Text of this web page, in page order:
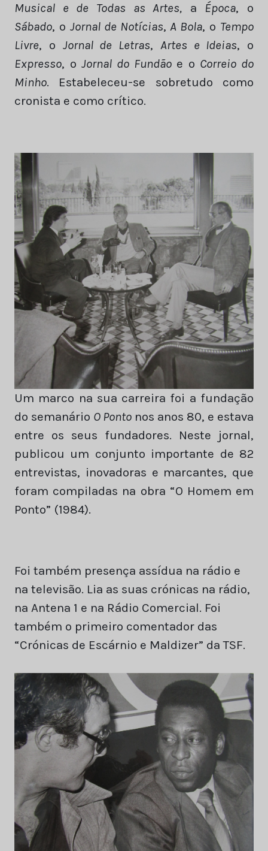
Musical e de Todas as Artes, a Época, o
Sábado, o Jornal de Notícias, A Bola, o Tempo
Livre, o Jornal de Letras, Artes e Ideias, o
Expresso, oJornal do Fundãoe o Correio do
Minho. Estabeleceu-se sobretudo como
cronista e como crítico.
Um marco na sua carreira foi a fundação
do semanário O Ponto nos anos 80, e estava
entre os seus fundadores. Neste jornal,
publicou um conjunto importante de 82
entrevistas, inovadoras e marcantes, que
foram compiladas na obra “O Homem em
Ponto” (1984).
Foi também presença assídua na rádio e
na televisão. Lia as suas crónicas na rádio,
na Antena 1 e na Rádio Comercial. Foi
também o primeiro comentador das
“Crónicas de Escárnio e Maldizer” da TSF.